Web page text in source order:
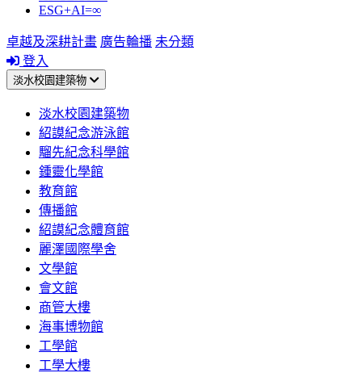
ESG+AI=∞
卓越及深耕計畫 廣告輪播 未分類
登入
淡水校園建築物
淡水校園建築物
紹謨紀念游泳館
騮先紀念科學館
鍾靈化學館
教育館
傳播館
紹謨紀念體育館
麗澤國際學舍
文學館
會文館
商管大樓
海事博物館
工學館
工學大樓